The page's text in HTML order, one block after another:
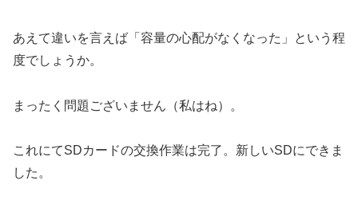
あえて違いを言えば「容量の心配がなくなった」という程
度でしょうか。
まったく問題ございません（私はね）。
これにてSDカードの交換作業は完了。新しいSDにできま
した。